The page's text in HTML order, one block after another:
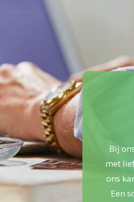
Bij
met
ons
Een